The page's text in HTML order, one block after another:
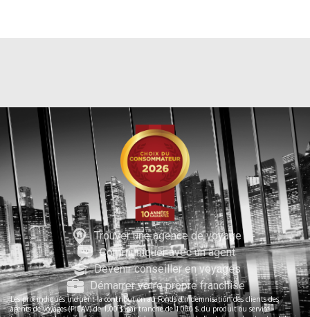
Trouver une agence de voyage
Communiquer avec un agent
Devenir conseiller en voyages
Démarrer votre propre franchise
Les prix indiqués incluent la contribution au Fonds d’indemnisation des clients des
agents de voyages (FICAV) de 1,00 $ par tranche de 1 000 $ du produit ou service